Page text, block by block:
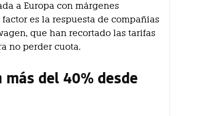
a Europa con márgenes
es la respuesta de compañías
que han recortado las tarifas
no perder cuota.
más del 40% desde